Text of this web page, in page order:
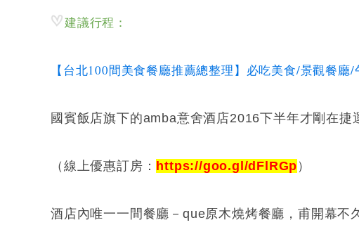
建議行程：
【台北100間美食餐廳推薦總整理】必吃美食/景觀餐廳
國賓飯店旗下的amba意舍酒店2016下半年才剛在捷
（線上優惠訂房： https://goo.gl/dFlRGp ）
酒店內唯一一間餐廳－que原木燒烤餐廳，甫開幕不